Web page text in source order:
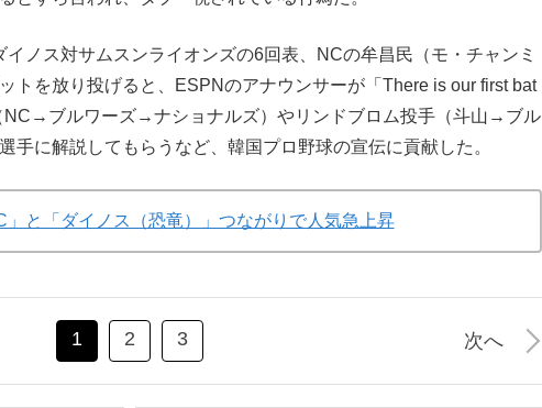
ノス対サムスンライオンズの6回表、NCの牟昌民（モ・チャンミ
トを放り投げると、ESPNのアナウンサーが「There is our first bat
NC→ブルワーズ→ナショナルズ）やリンドブロム投手（斗山→ブル
手に解説してもらうなど、韓国プロ野球の宣伝に貢献した。
」と「ダイノス（恐竜）」つながりで人気急上昇
1 2 3 次へ